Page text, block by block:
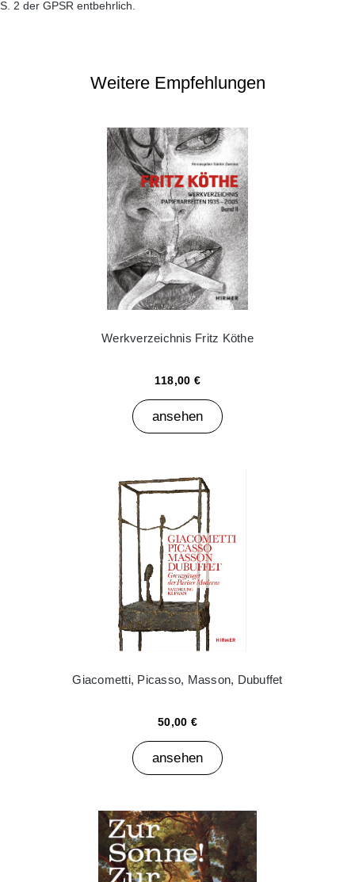
S. 2 der GPSR entbehrlich.
Weitere Empfehlungen
Werkverzeichnis Fritz Köthe
118,00 €
ansehen
Giacometti, Picasso, Masson, Dubuffet
50,00 €
ansehen